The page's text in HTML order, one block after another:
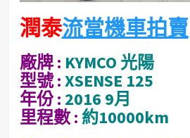
潤泰流當機車拍賣
廠牌 : KYMCO 光陽
型號 :XSENSE 125
年份 : 2016 9月
里程數 : 約10000km